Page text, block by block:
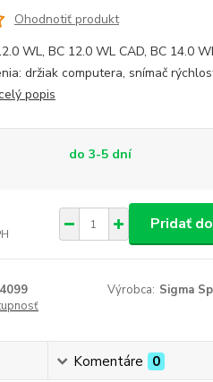
Ohodnotiť produkt
WL, BC 12.0 WL CAD, BC 14.0
držiak computera, snímač
popis
do 3-5 dní
Pridať
Výrobca: Sigma
Komentáre 0